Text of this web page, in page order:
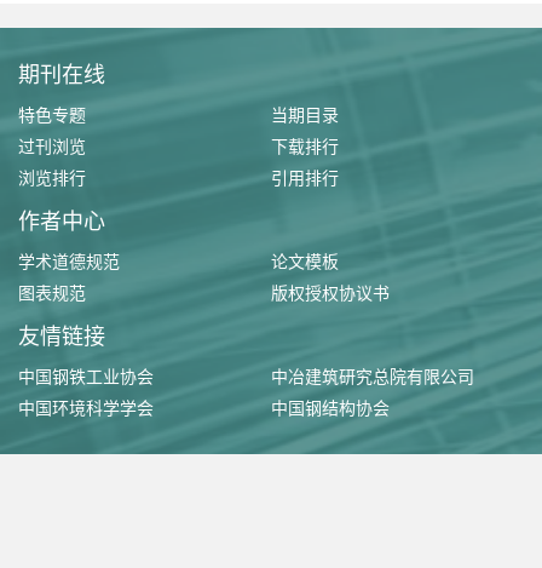
期刊在线
特色专题
当期目录
过刊浏览
下载排行
浏览排行
引用排行
作者中心
学术道德规范
论文模板
图表规范
版权授权协议书
友情链接
中国钢铁工业协会
中冶建筑研究总院有限公司
中国环境科学学会
中国钢结构协会